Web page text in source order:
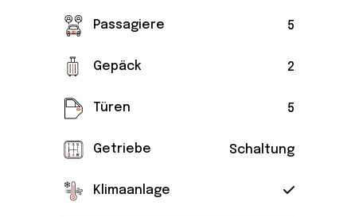
Passagiere 5
Gepäck 2
Türen 5
Getriebe Schaltung
Klimaanlage